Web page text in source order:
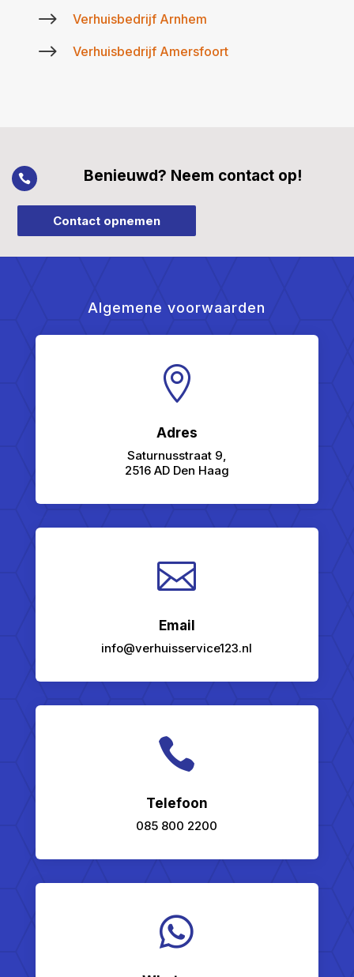
$ Verhuisbedrijf Arnhem
$ Verhuisbedrijf Amersfoort
 Benieuwd? Neem contact op!
Contact opnemen
Algemene voorwaarden

Adres
Saturnusstraat 9,
2516 AD Den Haag

Email
info@verhuisservice123.nl

Telefoon
085 800 2200
